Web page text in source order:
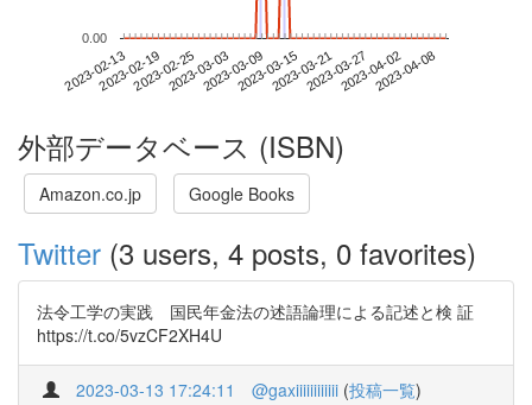
2023-02-132023-02-192023-02-252023-03-032023-03-092023-03-152023-03-212023-03-272023-04-022023-04-08
0.00
外部データベース (ISBN)
Amazon.co.jp Google Books
Twitter (3 users, 4 posts, 0 favorites)
法令工学の実践 国民年金法の述語論理による記述と検 証
https://t.co/5vzCF2XH4U
2023-03-13 17:24:11 @gaxiiiiiiiiiiii (投稿一覧)